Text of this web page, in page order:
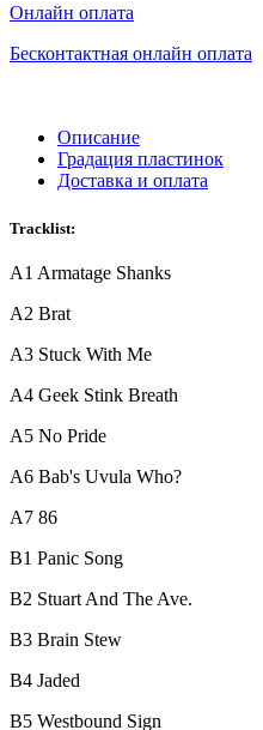
Онлайн оплата
Бесконтактная онлайн оплата
Описание
Градация пластинок
Доставка и оплата
Tracklist:
A1 Armatage Shanks
A2 Brat
A3 Stuck With Me
A4 Geek Stink Breath
A5 No Pride
A6 Bab's Uvula Who?
A7 86
B1 Panic Song
B2 Stuart And The Ave.
B3 Brain Stew
B4 Jaded
B5 Westbound Sign